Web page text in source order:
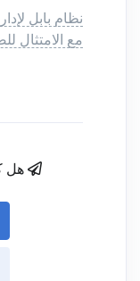
نظام بابل
مع الامتثال
هل